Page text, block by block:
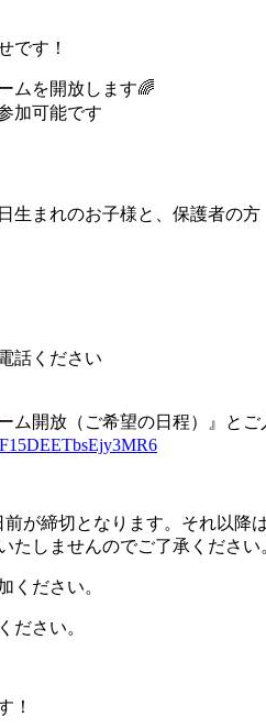
です！
ムを開放します🌈
加可能です
生まれのお子様と、保護者の方
話ください
ム開放（ご希望の日程）』と
が締切となります。それ以降
たしませんのでご了承ください
ください。
ださい。
！